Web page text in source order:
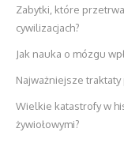
Zabytki, które
cywilizacjach?
Jak nauka o mózgu
Najważniejsze
Wielkie katastrofy w
żywiołowymi?